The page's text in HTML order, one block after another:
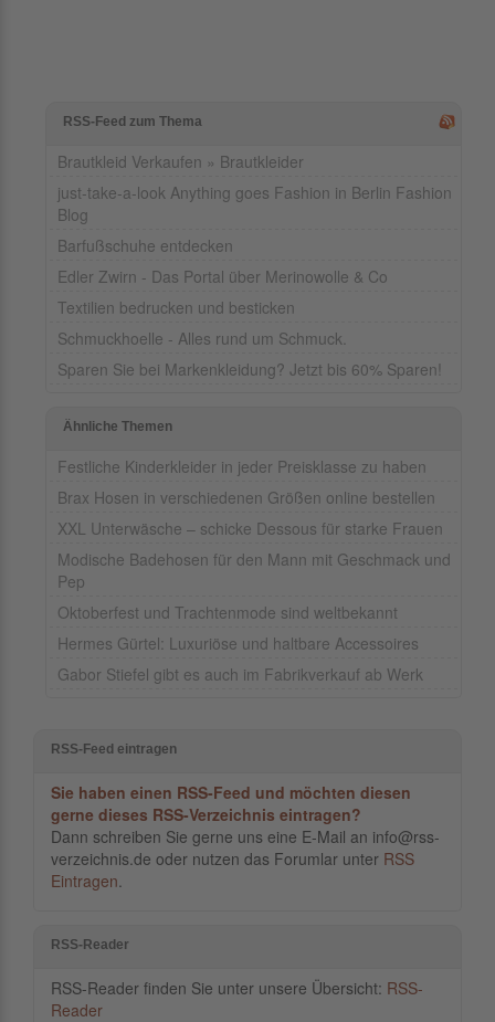
RSS-Feed zum Thema
Brautkleid Verkaufen » Brautkleider
just-take-a-look Anything goes Fashion in Berlin Fashion
Blog
Barfußschuhe entdecken
Edler Zwirn - Das Portal über Merinowolle & Co
Textilien bedrucken und besticken
Schmuckhoelle - Alles rund um Schmuck.
Sparen Sie bei Markenkleidung? Jetzt bis 60% Sparen!
Ähnliche Themen
Festliche Kinderkleider in jeder Preisklasse zu haben
Brax Hosen in verschiedenen Größen online bestellen
XXL Unterwäsche – schicke Dessous für starke Frauen
Modische Badehosen für den Mann mit Geschmack und
Pep
Oktoberfest und Trachtenmode sind weltbekannt
Hermes Gürtel: Luxuriöse und haltbare Accessoires
Gabor Stiefel gibt es auch im Fabrikverkauf ab Werk
RSS-Feed eintragen
Sie haben einen RSS-Feed und möchten diesen
gerne dieses RSS-Verzeichnis eintragen?
Dann schreiben Sie gerne uns eine E-Mail an info@rss-
verzeichnis.de oder nutzen das Forumlar unter RSS
Eintragen.
RSS-Reader
RSS-Reader finden Sie unter unsere Übersicht: RSS-
Reader